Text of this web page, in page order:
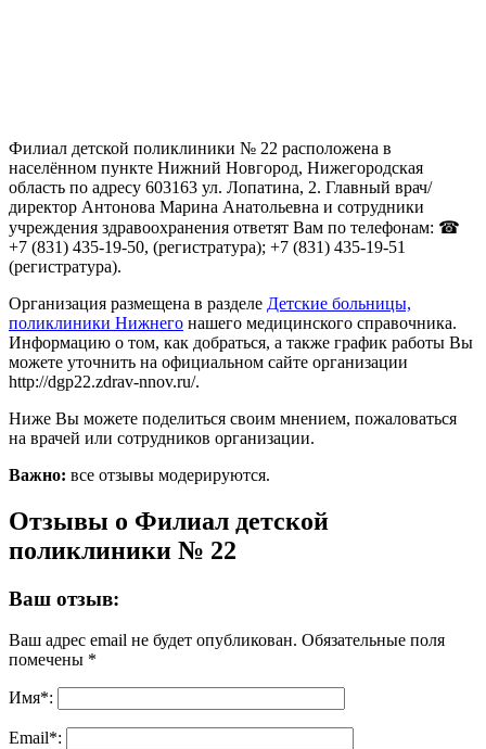
Филиал детской поликлиники № 22 расположена в
населённом пункте Нижний Новгород, Нижегородская
область по адресу 603163 ул. Лопатина, 2. Главный врач/
директор Антонова Марина Анатольевна и сотрудники
учреждения здравоохранения ответят Вам по телефонам: ☎
+7 (831) 435-19-50, (регистратура); +7 (831) 435-19-51
(регистратура).
Организация размещена в разделе Детские больницы,
поликлиники Нижнего нашего медицинского справочника.
Информацию о том, как добраться, а также график работы Вы
можете уточнить на официальном сайте организации
http://dgp22.zdrav-nnov.ru/.
Ниже Вы можете поделиться своим мнением, пожаловаться
на врачей или сотрудников организации.
Важно: все отзывы модерируются.
Отзывы о Филиал детской
поликлиники № 22
Ваш отзыв:
Ваш адрес email не будет опубликован. Обязательные поля
помечены *
Имя*:
Email*: